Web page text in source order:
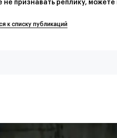
к списку публикаций